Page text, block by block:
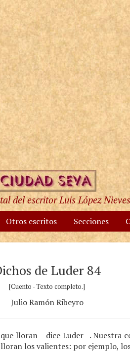
del escritor Luis López Nieves
Otros escritos Secciones
de Luder 84
[Cuento - Texto completo.]
Julio Ramón Ribeyro
lloran —dice Luder—. Nuestra
los valientes: por ejemplo,